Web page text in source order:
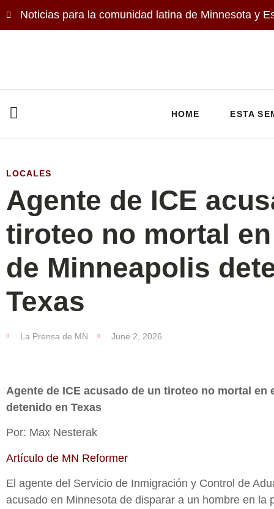
Noticias para la comunidad latina de Minnesota y
HOME ESTA
LOCALES
Agente de ICE
tiroteo no mortal
de Minneapolis
Texas
La Prensa de MN June 2, 2026
Agente de ICE acusado de un tiroteo no mortal en
detenido en Texas
Por: Max Nesterak
Artículo de MN Reformer
El agente del Servicio de Inmigración y Control de
acusado en Minnesota de disparar a un hombre en la